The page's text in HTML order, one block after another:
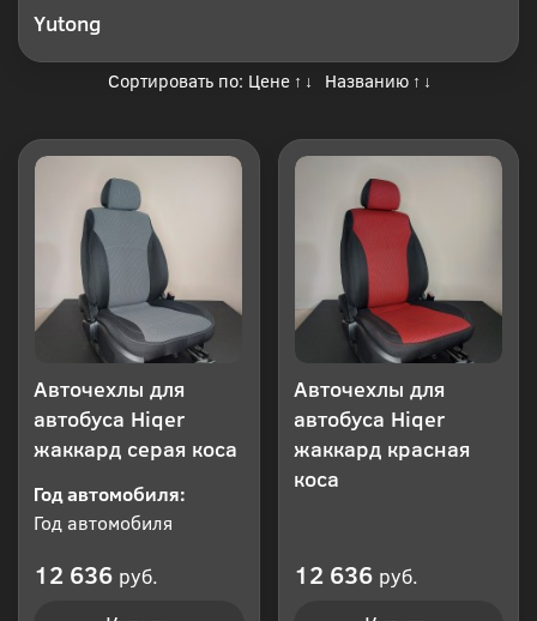
Yutong
Сортировать по: Цене ↑ ↓ Названию ↑ ↓
Авточехлы для
автобуса Hiqer
жаккард серая коса
Год автомобиля:
Год автомобиля
12 636 руб.
Авточехлы для
автобуса Hiqer
жаккард красная
коса
12 636 руб.